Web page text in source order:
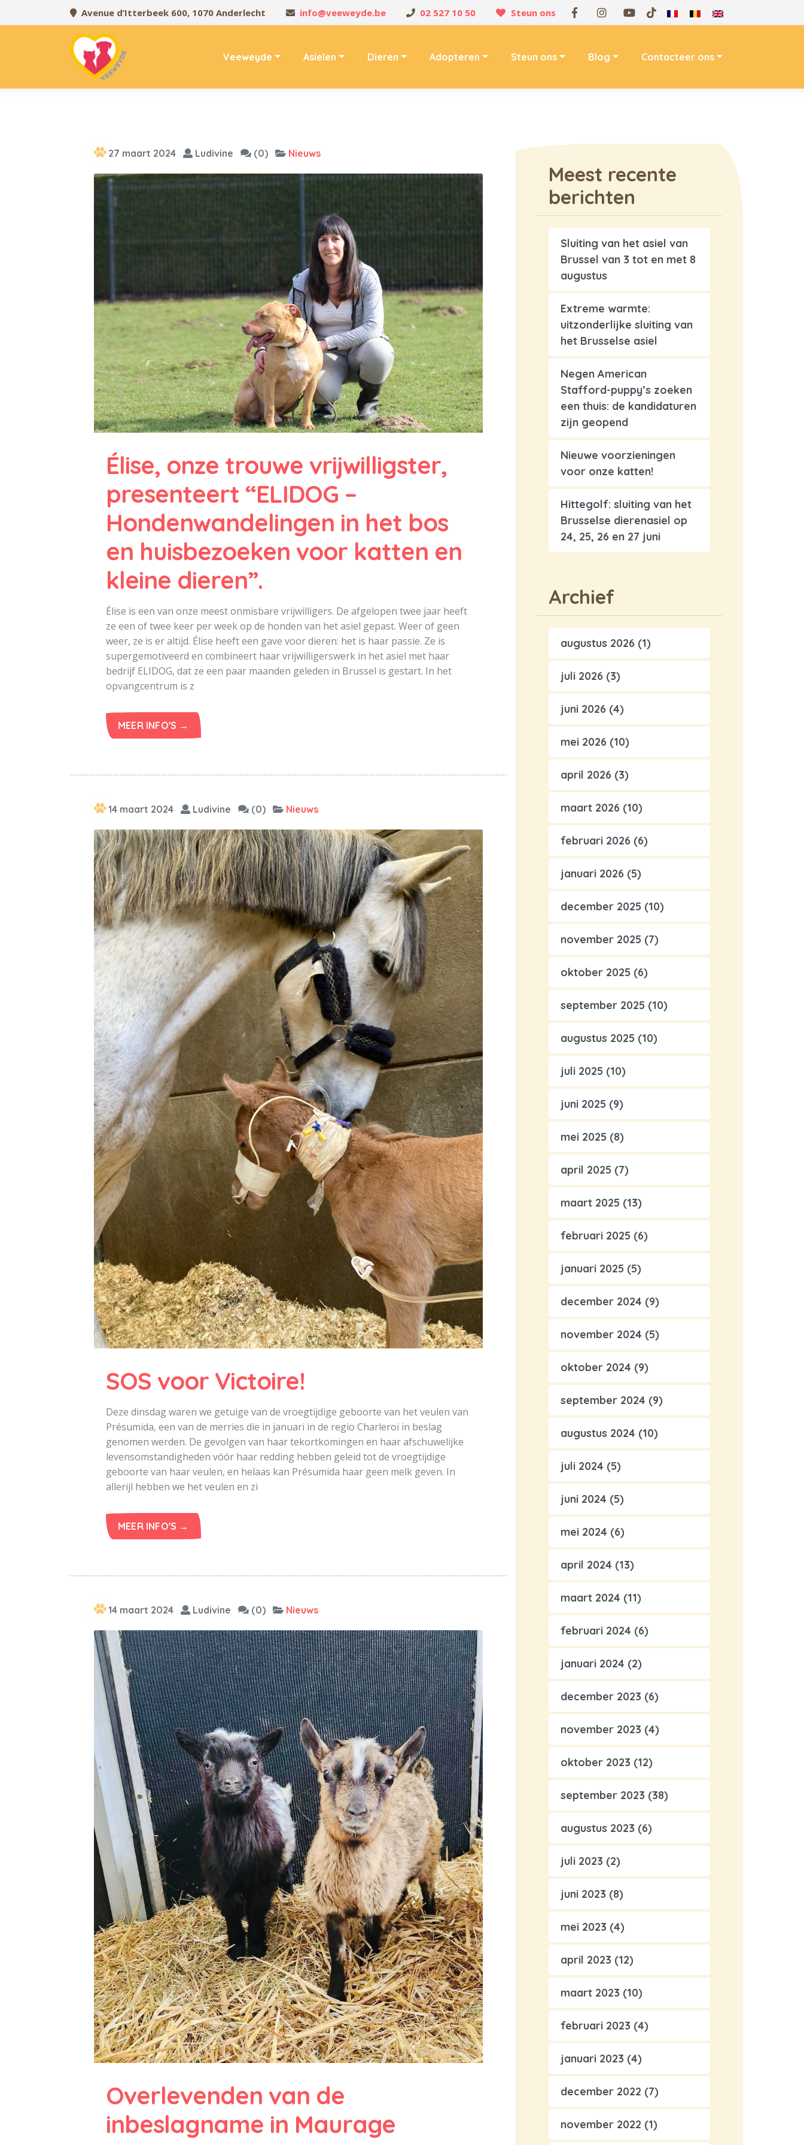
Avenue d’Itterbeek 600, 1070 Anderlecht info@veeweyde.be 02 527 10 50 Steun ons
Veeweyde Asielen Dieren Adopteren Steun ons Blog Contacteer ons
27 maart 2024 Ludivine (0) Nieuws
Élise, onze trouwe vrijwilligster,
presenteert “ELIDOG –
Hondenwandelingen in het bos
en huisbezoeken voor katten en
kleine dieren”.
Élise is een van onze meest onmisbare vrijwilligers. De afgelopen twee jaar heeft
ze een of twee keer per week op de honden van het asiel gepast. Weer of geen
weer, ze is er altijd. Élise heeft een gave voor dieren: het is haar passie. Ze is
supergemotiveerd en combineert haar vrijwilligerswerk in het asiel met haar
bedrijf ELIDOG, dat ze een paar maanden geleden in Brussel is gestart. In het
opvangcentrum is z
MEER INFO'S →
14 maart 2024 Ludivine (0) Nieuws
SOS voor Victoire!
Deze dinsdag waren we getuige van de vroegtijdige geboorte van het veulen van
Présumida, een van de merries die in januari in de regio Charleroi in beslag
genomen werden. De gevolgen van haar tekortkomingen en haar afschuwelijke
levensomstandigheden vóór haar redding hebben geleid tot de vroegtijdige
geboorte van haar veulen, en helaas kan Présumida haar geen melk geven. In
allerijl hebben we het veulen en zi
MEER INFO'S →
14 maart 2024 Ludivine (0) Nieuws
Overlevenden van de
inbeslagname in Maurage
Meest recente
berichten
Sluiting van het asiel van
Brussel van 3 tot en met 8
augustus
Extreme warmte:
uitzonderlijke sluiting van
het Brusselse asiel
Negen American
Stafford-puppy’s zoeken
een thuis: de kandidaturen
zijn geopend
Nieuwe voorzieningen
voor onze katten!
Hittegolf: sluiting van het
Brusselse dierenasiel op
24, 25, 26 en 27 juni
Archief
augustus 2026 (1)
juli 2026 (3)
juni 2026 (4)
mei 2026 (10)
april 2026 (3)
maart 2026 (10)
februari 2026 (6)
januari 2026 (5)
december 2025 (10)
november 2025 (7)
oktober 2025 (6)
september 2025 (10)
augustus 2025 (10)
juli 2025 (10)
juni 2025 (9)
mei 2025 (8)
april 2025 (7)
maart 2025 (13)
februari 2025 (6)
januari 2025 (5)
december 2024 (9)
november 2024 (5)
oktober 2024 (9)
september 2024 (9)
augustus 2024 (10)
juli 2024 (5)
juni 2024 (5)
mei 2024 (6)
april 2024 (13)
maart 2024 (11)
februari 2024 (6)
januari 2024 (2)
december 2023 (6)
november 2023 (4)
oktober 2023 (12)
september 2023 (38)
augustus 2023 (6)
juli 2023 (2)
juni 2023 (8)
mei 2023 (4)
april 2023 (12)
maart 2023 (10)
februari 2023 (4)
januari 2023 (4)
december 2022 (7)
november 2022 (1)